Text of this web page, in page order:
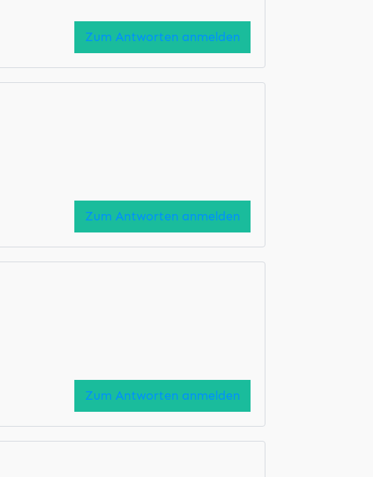
Zum Antworten anmelden
Zum Antworten anmelden
Zum Antworten anmelden